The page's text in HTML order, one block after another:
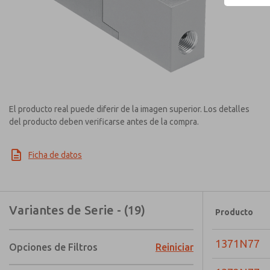
El producto real puede diferir de la imagen superior. Los detalles
del producto deben verificarse antes de la compra.
Ficha de datos
Variantes de Serie - (19)
Opciones de Filtros Reiniciar
Producto
1371N77